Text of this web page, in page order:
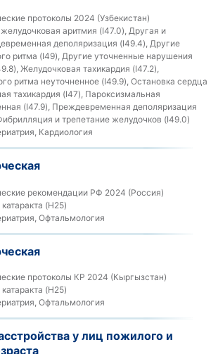
протоколы 2024 (Узбекистан)
аритмия (I47.0), Другая и
деполяризация (I49.4), Другие
ритма (I49), Другие уточненные нарушения
Желудочковая тахикардия (I47.2),
ритма неуточненное (I49.9), Остановка сердца
тахикардия (I47), Пароксизмальная
(I47.9), Преждевременная деполяризация
и трепетание желудочков (I49.0)
Кардиология
рекомендации РФ 2024 (Россия)
(H25)
Офтальмология
протоколы КР 2024 (Кыргызстан)
(H25)
Офтальмология
у лиц пожилого и